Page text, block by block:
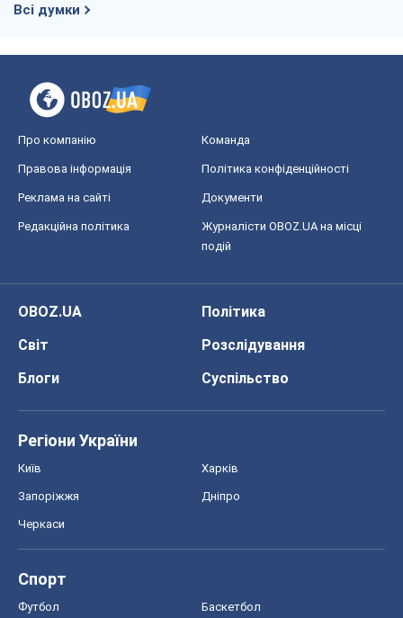
Всі думки
Про компанію Команда
Правова інформація Політика конфіденційності
Реклама на сайті Документи
Редакційна політика
Журналісти OBOZ.UA на місці
подій
OBOZ.UA
Політика
Світ
Розслідування
Блоги
Суспільство
Регіони України
Київ Харків
Запоріжжя Дніпро
Черкаси
Спорт
Футбол Баскетбол